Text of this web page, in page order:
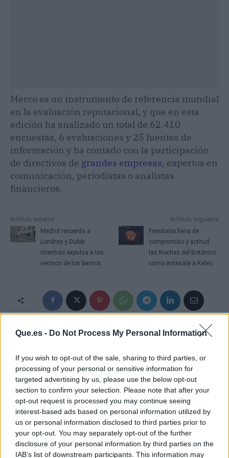
Que.es - Do Not Process My Personal Information
If you wish to opt-out of the sale, sharing to third parties, or
processing of your personal or sensitive information for
targeted advertising by us, please use the below opt-out
section to confirm your selection. Please note that after your
opt-out request is processed you may continue seeing
interest-based ads based on personal information utilized by
us or personal information disclosed to third parties prior to
your opt-out. You may separately opt-out of the further
disclosure of your personal information by third parties on the
IAB’s list of downstream participants. This information may
Merco es un instrumento de referencia mundial
en la evaluación reputacional, y que en esta
edición ha analizado un total de 62.410
encuestas, 6 evaluaciones y 25 fuentes de
información y ha contado con la participación
de directivos de grandes empresas, expertos en
comunicación, periodistas o analistas
financieros.
Artículo anterior
Madrid recuerda a
Londres y Dubái
mientras expulsa a los
vecinos de los barrios
Artículo siguiente
Freedonia llena de
compromiso y actitud
las Noches del Botánico
como antesala a Kaleo